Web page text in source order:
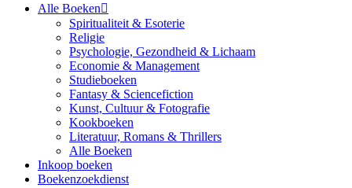
Alle Boeken
Spiritualiteit & Esoterie
Religie
Psychologie, Gezondheid & Lichaam
Economie & Management
Studieboeken
Fantasy & Sciencefiction
Kunst, Cultuur & Fotografie
Kookboeken
Literatuur, Romans & Thrillers
Alle Boeken
Inkoop boeken
Boekenzoekdienst